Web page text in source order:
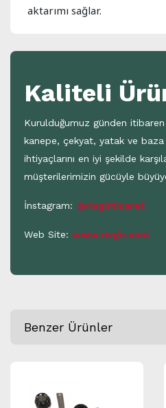
aktarımı sağlar.
Kaliteli
Kurulduğumuz günden
kanepe, çekyat, yatak ve
ihtiyaçlarını en iyi şekilde
müşterilerimizin gücüyle
İnstagram: @rivgirticaret
Web Site: www.rivgir.com
Benzer Ürünler